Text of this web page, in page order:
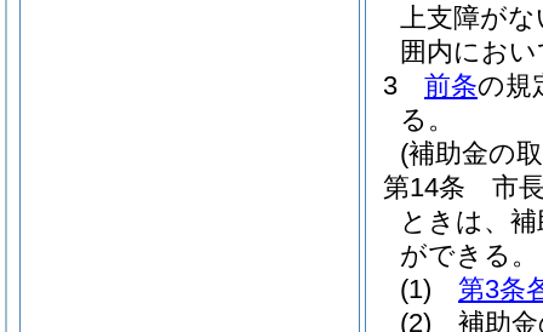
上支障が
囲内にお
3
前条の規
る。
(補助金の
第14条
市
ときは、
ができる。
(1)
第3条
(2)
補助